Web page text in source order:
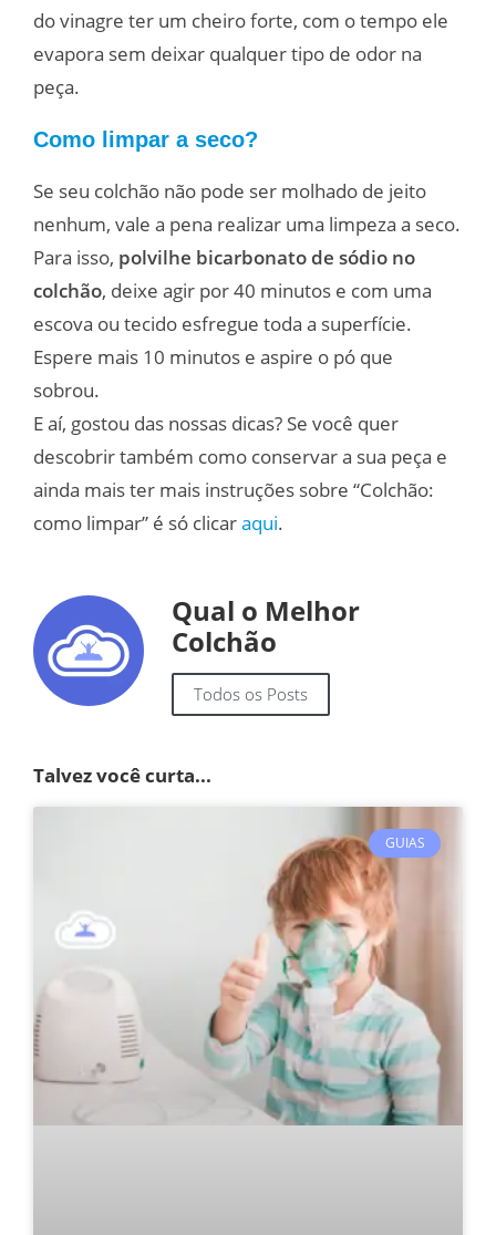
do vinagre ter um cheiro forte, com o tempo ele
evapora sem deixar qualquer tipo de odor na
peça.
Como limpar a seco?
Se seu colchão não pode ser molhado de jeito
nenhum, vale a pena realizar uma limpeza a seco.
Para isso, polvilhe bicarbonato de sódio no
colchão, deixe agir por 40 minutos e com uma
escova ou tecido esfregue toda a superfície.
Espere mais 10 minutos e aspire o pó que
sobrou.
E aí, gostou das nossas dicas? Se você quer
descobrir também como conservar a sua peça e
ainda mais ter mais instruções sobre “Colchão:
como limpar” é só clicaraqui.
Qual o Melhor
Colchão
Todos os Posts
Talvez você curta...
GUIAS